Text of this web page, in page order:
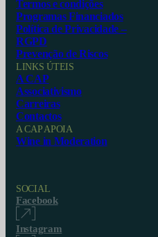
Termos e condições
Programas Financiados
Política de Privacidade –
RGPD
Prevenção de Riscos
LINKS ÚTEIS
A CAP
Associativismo
Carreiras
Contactos
A CAP APOIA
Wine in Moderation
SOCIAL
Facebook
Instagram